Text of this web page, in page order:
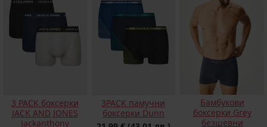
3 PACK боксерки
JACK AND JONES
Jackanthony
3PACK памучни
боксерки Dunn
Бамбукови
боксерки Grey
безшевни